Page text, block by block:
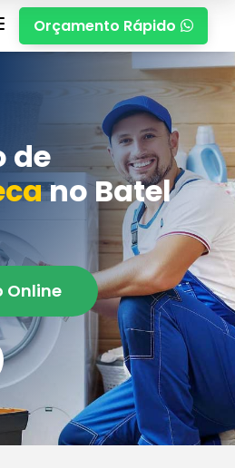
Orçamento Rápido 
de
no Batel
Online